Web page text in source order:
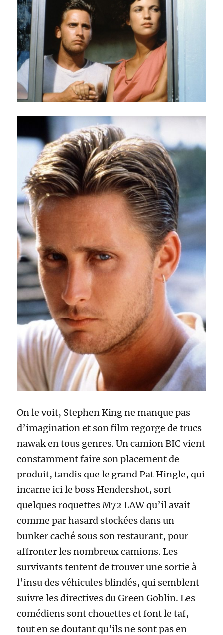
On le voit, Stephen King ne manque pas
d’imagination et son film regorge de trucs
nawak en tous genres. Un camion BIC vient
constamment faire son placement de
produit, tandis que le grand Pat Hingle, qui
incarne ici le boss Hendershot, sort
quelques roquettes M72 LAW qu’il avait
comme par hasard stockées dans un
bunker caché sous son restaurant, pour
affronter les nombreux camions. Les
survivants tentent de trouver une sortie à
l’insu des véhicules blindés, qui semblent
suivre les directives du Green Goblin. Les
comédiens sont chouettes et font le taf,
tout en se doutant qu’ils ne sont pas en